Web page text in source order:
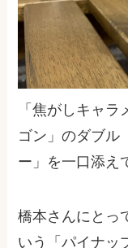
「焦がしキャ
ゴン」のダブル
ー」を一口添え
橋本さんにとっ
いう「パイナッ